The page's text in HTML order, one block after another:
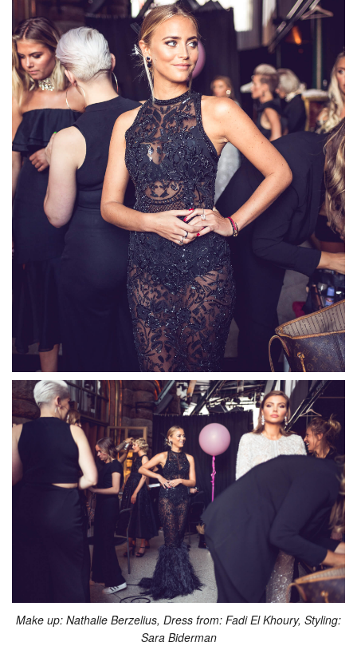
Make up: Nathalie Berzelius, Dress from: Fadi El Khoury, Styling:
Sara Biderman